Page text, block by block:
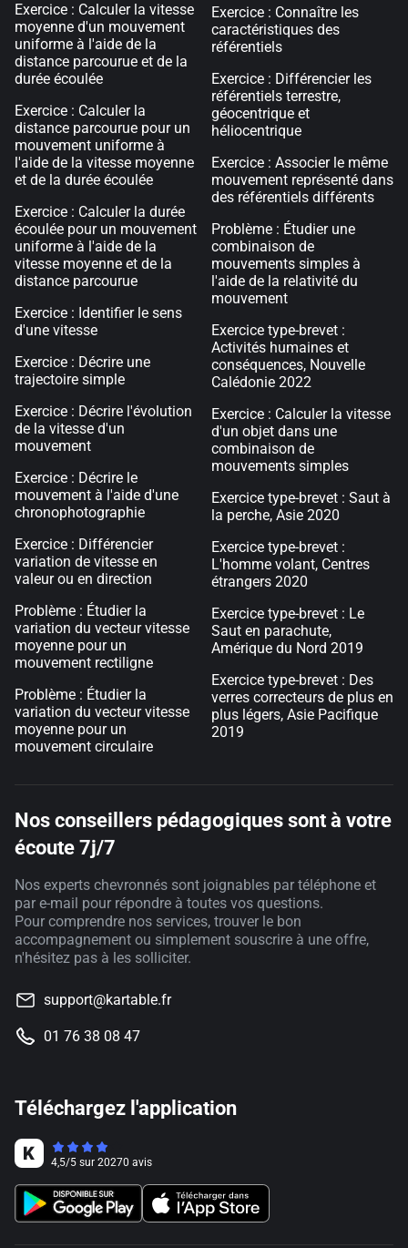
Exercice : Calculer la vitesse
moyenne d'un mouvement
uniforme à l'aide de la
distance parcourue et de la
durée écoulée
Exercice : Calculer la
distance parcourue pour un
mouvement uniforme à
l'aide de la vitesse moyenne
et de la durée écoulée
Exercice : Calculer la durée
écoulée pour un mouvement
uniforme à l'aide de la
vitesse moyenne et de la
distance parcourue
Exercice : Identifier le sens
d'une vitesse
Exercice : Décrire une
trajectoire simple
Exercice : Décrire l'évolution
de la vitesse d'un
mouvement
Exercice : Décrire le
mouvement à l'aide d'une
chronophotographie
Exercice : Différencier
variation de vitesse en
valeur ou en direction
Problème : Étudier la
variation du vecteur vitesse
moyenne pour un
mouvement rectiligne
Problème : Étudier la
variation du vecteur vitesse
moyenne pour un
mouvement circulaire
Exercice : Connaître les
caractéristiques des
référentiels
Exercice : Différencier les
référentiels terrestre,
géocentrique et
héliocentrique
Exercice : Associer le même
mouvement représenté dans
des référentiels différents
Problème : Étudier une
combinaison de
mouvements simples à
l'aide de la relativité du
mouvement
Exercice type-brevet :
Activités humaines et
conséquences, Nouvelle
Calédonie 2022
Exercice : Calculer la vitesse
d'un objet dans une
combinaison de
mouvements simples
Exercice type-brevet : Saut à
la perche, Asie 2020
Exercice type-brevet :
L'homme volant, Centres
étrangers 2020
Exercice type-brevet : Le
Saut en parachute,
Amérique du Nord 2019
Exercice type-brevet : Des
verres correcteurs de plus en
plus légers, Asie Pacifique
2019
Nos conseillers pédagogiques sont à votre
écoute 7j/7
Nos experts chevronnés sont joignables par téléphone et
par e-mail pour répondre à toutes vos questions.
Pour comprendre nos services, trouver le bon
accompagnement ou simplement souscrire à une offre,
n'hésitez pas à les solliciter.
support@kartable.fr
01 76 38 08 47
Téléchargez l'application
4,5/5 sur 20270 avis